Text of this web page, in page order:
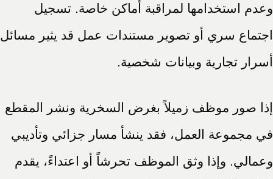
وعدم استخدامها لمراقبة أماكن خاصة. تسجيل
اجتماع سري أو تصوير مستندات عمل قد يثير مسائل
أسرار تجارية وبيانات شخصية.
إذا صور موظف زميلاً بغرض السخرية ونشر المقطع
في مجموعة العمل، فقد ينشأ مسار جزائي وتأديبي
وعمالي. وإذا وثق الموظف تحرشاً أو اعتداءً، يقدم